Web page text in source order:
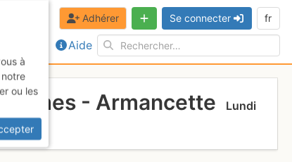
Aide
Adhérer Se connecter fr
Dômes - Armancette
Lundi
à
ou les